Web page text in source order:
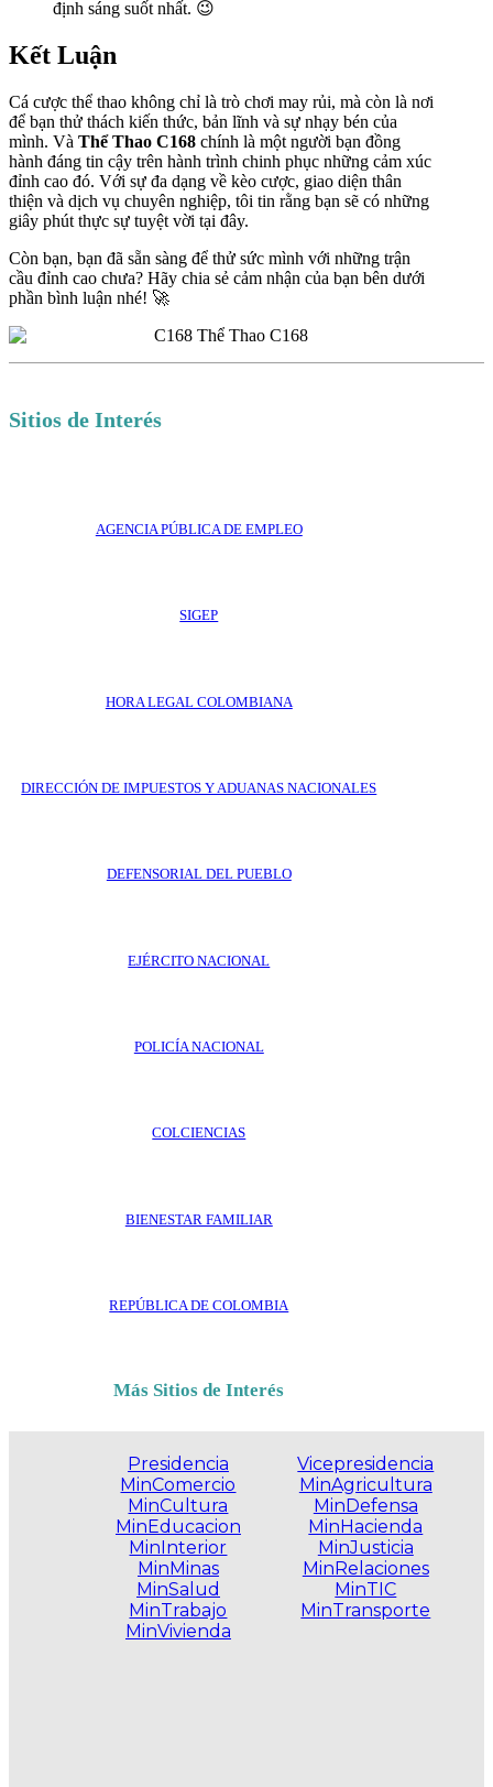
định sáng suốt nhất. 😉
Kết Luận
Cá cược thể thao không chỉ là trò chơi may rủi, mà còn là nơi
để bạn thử thách kiến thức, bản lĩnh và sự nhạy bén của
mình. Và Thể Thao C168 chính là một người bạn đồng
hành đáng tin cậy trên hành trình chinh phục những cảm xúc
đỉnh cao đó. Với sự đa dạng về kèo cược, giao diện thân
thiện và dịch vụ chuyên nghiệp, tôi tin rằng bạn sẽ có những
giây phút thực sự tuyệt vời tại đây.
Còn bạn, bạn đã sẵn sàng để thử sức mình với những trận
cầu đỉnh cao chưa? Hãy chia sẻ cảm nhận của bạn bên dưới
phần bình luận nhé! 🚀
Sitios de Interés
AGENCIA PÚBLICA DE EMPLEO
SIGEP
HORA LEGAL COLOMBIANA
DIRECCIÓN DE IMPUESTOS Y ADUANAS NACIONALES
DEFENSORIAL DEL PUEBLO
EJÉRCITO NACIONAL
POLICÍA NACIONAL
COLCIENCIAS
BIENESTAR FAMILIAR
REPÚBLICA DE COLOMBIA
Más Sitios de Interés
Presidencia
MinComercio
MinCultura
MinEducacion
MinInterior
MinMinas
MinSalud
MinTrabajo
MinVivienda
Vicepresidencia
MinAgricultura
MinDefensa
MinHacienda
MinJusticia
MinRelaciones
MinTIC
MinTransporte